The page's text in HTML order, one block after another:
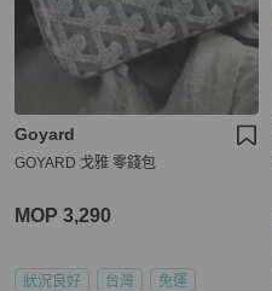
Goyard
GOYARD 戈雅 零錢包
MOP 3,290
狀況良好 台灣 免運